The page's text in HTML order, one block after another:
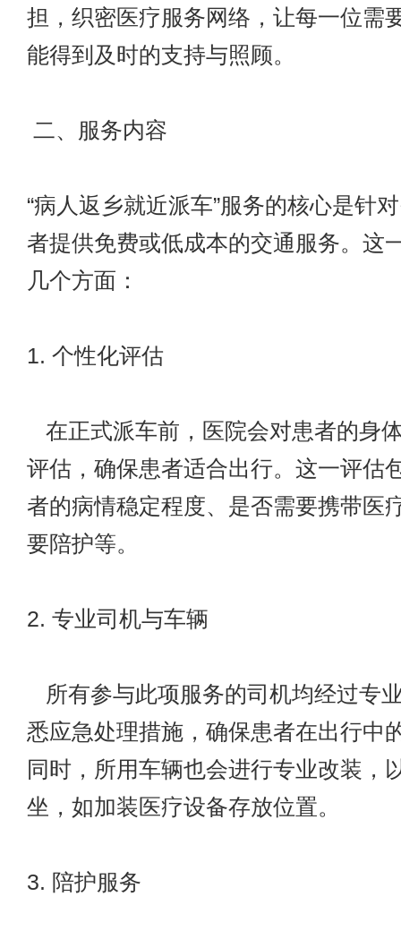
担，织密医疗服务网络，让每一位需
能得到及时的支持与照顾。
二、服务内容
“病人返乡就近派车”服务的核心是针
者提供免费或低成本的交通服务。这
几个方面：
1. 个性化评估
在正式派车前，医院会对患者的身
评估，确保患者适合出行。这一评估
者的病情稳定程度、是否需要携带医
要陪护等。
2. 专业司机与车辆
所有参与此项服务的司机均经过专
悉应急处理措施，确保患者在出行中
同时，所用车辆也会进行专业改装，
坐，如加装医疗设备存放位置。
3. 陪护服务